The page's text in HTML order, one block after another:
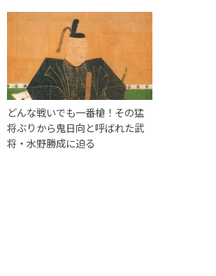
どんな戦いでも一番槍！その猛
将ぶりから鬼日向と呼ばれた武
将・水野勝成に迫る